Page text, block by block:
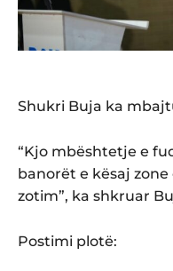
Shukri Buja ka
“Kjo mbështetje e
banorët e kësaj
zotim”, ka shkruar
Postimi plotë: